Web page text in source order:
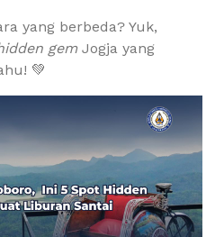
yang berbeda? Yuk,
gemJogja yang
💚